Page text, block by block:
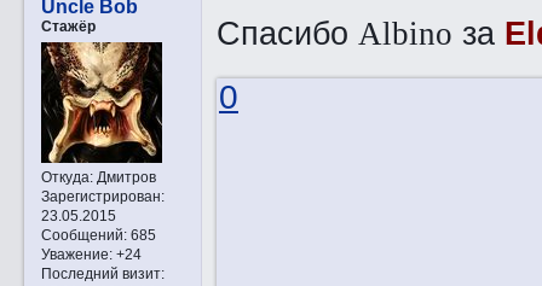
Uncle Bob
Стажёр
Откуда:Дмитров
Зарегистрирован:
23.05.2015
Сообщений:685
Уважение: +24
Последний визит:
Спасибо Albino за
0